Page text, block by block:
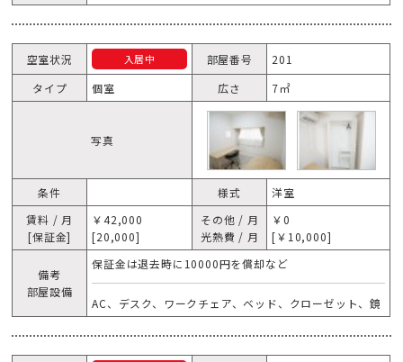
空室状況 入居中 部屋番号
201
タイプ
個室 広さ 7㎡
写真
条件 様式
洋室
賃料 / 月
[保証金]
￥42,000
[20,000]
その他 / 月
光熱費 / 月
￥0
[￥10,000]
備考
部屋設備
保証金は退去時に10000円を償却など
AC、デスク、ワークチェア、ベッド、クローゼット、鏡